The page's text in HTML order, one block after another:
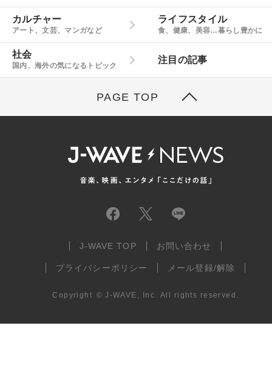
カルチャー
アート、文芸、マンガなど
ライフスタイル
食、健康、美容…暮らし豊かに
社会
国内、海外の気になるトピック
注目の記事
PAGE TOP
J-WAVE TOP お問い合わせ
プライバシーポリシー メール登録/解除
Copyright © J-WAVE, Inc. All rights reserved.